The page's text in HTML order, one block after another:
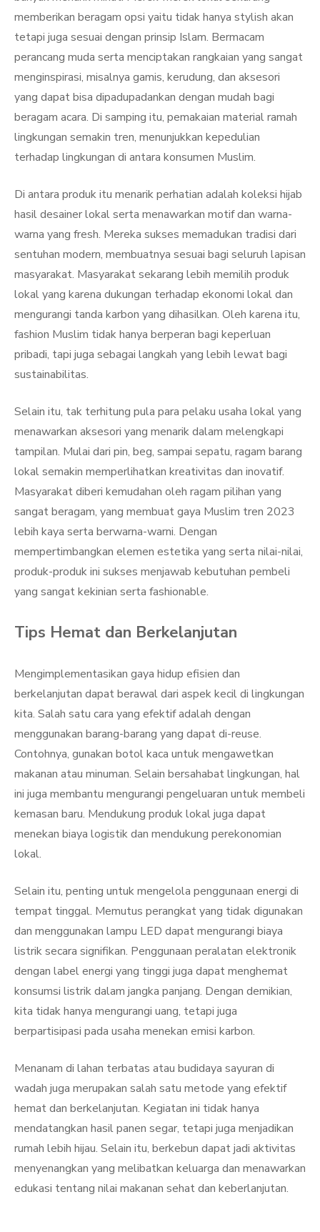
memberikan beragam opsi yaitu tidak hanya stylish akan
tetapi juga sesuai dengan prinsip Islam. Bermacam
perancang muda serta menciptakan rangkaian yang sangat
menginspirasi, misalnya gamis, kerudung, dan aksesori
yang dapat bisa dipadupadankan dengan mudah bagi
beragam acara. Di samping itu, pemakaian material ramah
lingkungan semakin tren, menunjukkan kepedulian
terhadap lingkungan di antara konsumen Muslim.
Di antara produk itu menarik perhatian adalah koleksi hijab
hasil desainer lokal serta menawarkan motif dan warna-
warna yang fresh. Mereka sukses memadukan tradisi dari
sentuhan modern, membuatnya sesuai bagi seluruh lapisan
masyarakat. Masyarakat sekarang lebih memilih produk
lokal yang karena dukungan terhadap ekonomi lokal dan
mengurangi tanda karbon yang dihasilkan. Oleh karena itu,
fashion Muslim tidak hanya berperan bagi keperluan
pribadi, tapi juga sebagai langkah yang lebih lewat bagi
sustainabilitas.
Selain itu, tak terhitung pula para pelaku usaha lokal yang
menawarkan aksesori yang menarik dalam melengkapi
tampilan. Mulai dari pin, beg, sampai sepatu, ragam barang
lokal semakin memperlihatkan kreativitas dan inovatif.
Masyarakat diberi kemudahan oleh ragam pilihan yang
sangat beragam, yang membuat gaya Muslim tren 2023
lebih kaya serta berwarna-warni. Dengan
mempertimbangkan elemen estetika yang serta nilai-nilai,
produk-produk ini sukses menjawab kebutuhan pembeli
yang sangat kekinian serta fashionable.
Tips Hemat dan Berkelanjutan
Mengimplementasikan gaya hidup efisien dan
berkelanjutan dapat berawal dari aspek kecil di lingkungan
kita. Salah satu cara yang efektif adalah dengan
menggunakan barang-barang yang dapat di-reuse.
Contohnya, gunakan botol kaca untuk mengawetkan
makanan atau minuman. Selain bersahabat lingkungan, hal
ini juga membantu mengurangi pengeluaran untuk membeli
kemasan baru. Mendukung produk lokal juga dapat
menekan biaya logistik dan mendukung perekonomian
lokal.
Selain itu, penting untuk mengelola penggunaan energi di
tempat tinggal. Memutus perangkat yang tidak digunakan
dan menggunakan lampu LED dapat mengurangi biaya
listrik secara signifikan. Penggunaan peralatan elektronik
dengan label energi yang tinggi juga dapat menghemat
konsumsi listrik dalam jangka panjang. Dengan demikian,
kita tidak hanya mengurangi uang, tetapi juga
berpartisipasi pada usaha menekan emisi karbon.
Menanam di lahan terbatas atau budidaya sayuran di
wadah juga merupakan salah satu metode yang efektif
hemat dan berkelanjutan. Kegiatan ini tidak hanya
mendatangkan hasil panen segar, tetapi juga menjadikan
rumah lebih hijau. Selain itu, berkebun dapat jadi aktivitas
menyenangkan yang melibatkan keluarga dan menawarkan
edukasi tentang nilai makanan sehat dan keberlanjutan.